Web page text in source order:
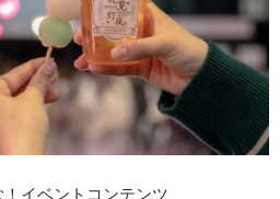
！イベントコンテンツ